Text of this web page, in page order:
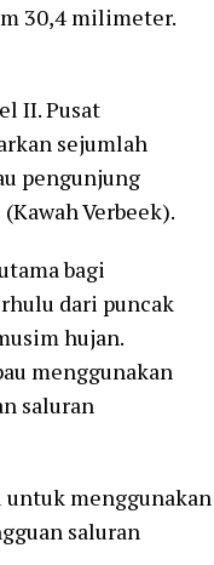
30,4 milimeter.
II. Pusat
sejumlah
pengunjung
Verbeek).
bagi
dari puncak
hujan.
menggunakan
saluran
untuk menggunakan
saluran